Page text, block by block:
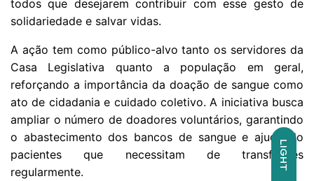
LIGHT
todos que desejarem contribuir com esse gesto de
solidariedade e salvar vidas.
A ação tem como público-alvo tanto os servidores da
Casa Legislativa quanto a população em geral,
reforçando a importância da doação de sangue como
ato de cidadania e cuidado coletivo. A iniciativa busca
ampliar o número de doadores voluntários, garantindo
o abastecimento dos bancos de sangue e ajudando
pacientes que necessitam de transfusões
regularmente.